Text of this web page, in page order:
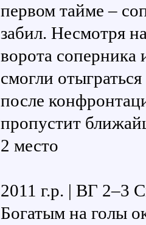
первом тайме –
забил. Несмотря
ворота соперника
смогли
после
пропустит
2 место
2011 г.р. | ВГ 2–3
Богатым на голы